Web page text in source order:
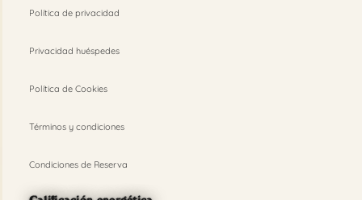
Política de privacidad
Privacidad huéspedes
Política de Cookies
Términos y condiciones
Condiciones de Reserva